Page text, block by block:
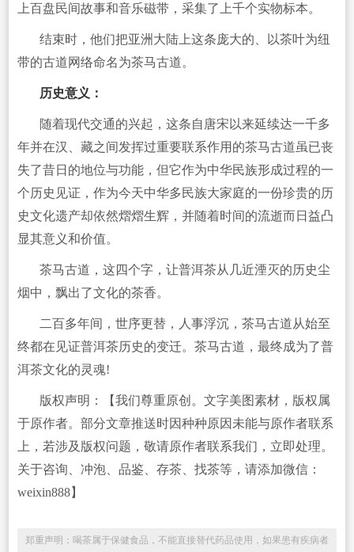
上百盘民间故事和音乐磁带，采集了上千个实物标本。
结束时，他们把亚洲大陆上这条庞大的、以茶叶为纽
带的古道网络命名为茶马古道。
历史意义：
随着现代交通的兴起，这条自唐宋以来延续达一千多
年并在汉、藏之间发挥过重要联系作用的茶马古道虽已丧
失了昔日的地位与功能，但它作为中华民族形成过程的一
个历史见证，作为今天中华多民族大家庭的一份珍贵的历
史文化遗产却依然熠熠生辉，并随着时间的流逝而日益凸
显其意义和价值。
茶马古道，这四个字，让普洱茶从几近湮灭的历史尘
烟中，飘出了文化的茶香。
二百多年间，世序更替，人事浮沉，茶马古道从始至
终都在见证普洱茶历史的变迁。茶马古道，最终成为了普
洱茶文化的灵魂!
版权声明：【我们尊重原创。文字美图素材，版权属
于原作者。部分文章推送时因种种原因未能与原作者联系
上，若涉及版权问题，敬请原作者联系我们，立即处理。
关于咨询、冲泡、品鉴、存茶、找茶等，请添加微信：
weixin888】
郑重声明：喝茶属于保健食品，不能直接替代药品使用，如果患有疾病者